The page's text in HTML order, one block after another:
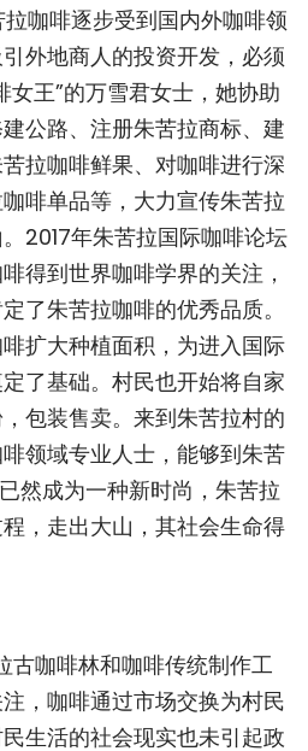
咖啡逐步受到国内外咖啡领
外地商人的投资开发，必须
女王”的万雪君女士，她协助
公路、注册朱苦拉商标、建
拉咖啡鲜果、对咖啡进行深
啡单品等，大力宣传朱苦拉
2017年朱苦拉国际咖啡论坛
得到世界咖啡学界的关注，
了朱苦拉咖啡的优秀品质。
扩大种植面积，为进入国际
了基础。村民也开始将自家
包装售卖。来到朱苦拉村的
领域专业人士，能够到朱苦
然成为一种新时尚，朱苦拉
，走出大山，其社会生命得
古咖啡林和咖啡传统制作工
，咖啡通过市场交换为村民
生活的社会现实也未引起政